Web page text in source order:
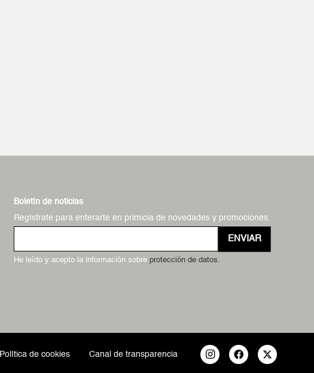
Boletín de noticias
Regístrate para enterarte en primicia de novedades y promociones.
ENVIAR
He leído y acepto la información sobre protección de datos.
Política de cookies Canal de transparencia